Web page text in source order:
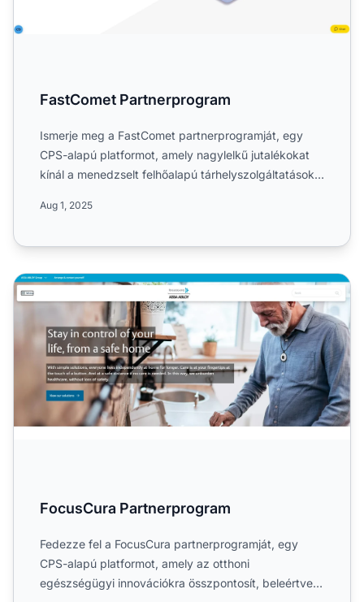
FastComet Partnerprogram
Ismerje meg a FastComet partnerprogramját, egy
CPS-alapú platformot, amely nagylelkű jutalékokat
kínál a menedzselt felhőalapú tárhelyszolgáltatások
Aug 1, 2025
FocusCura Partnerprogram
FocusCura Partnerprogram
Fedezze fel a FocusCura partnerprogramját, egy
CPS-alapú platformot, amely az otthoni
egészségügyi innovációkra összpontosít, beleértve a